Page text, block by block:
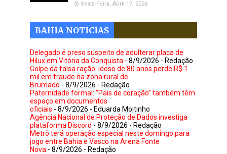
Sexta-Feira, Abril 17, 2026
BAHIA NOTICIAS
Delegado é preso suspeito de adulterar placa de
Hilux em Vitória da Conquista - 8/9/2026 - Redação
Golpe da falsa ração: idoso de 80 anos perde R$ 1
mil em fraude na zona rural de
Brumado - 8/9/2026 - Redação
Paternidade formal: “Pais de coração” também têm
espaço em documentos
oficiais - 8/9/2026 - Eduarda Moitinho
Agência Nacional de Proteção de Dados investiga
plataforma Discord - 8/9/2026 - Redação
Metrô terá operação especial neste domingo para
jogo entre Bahia e Vasco na Arena Fonte
Nova - 8/9/2026 - Redação